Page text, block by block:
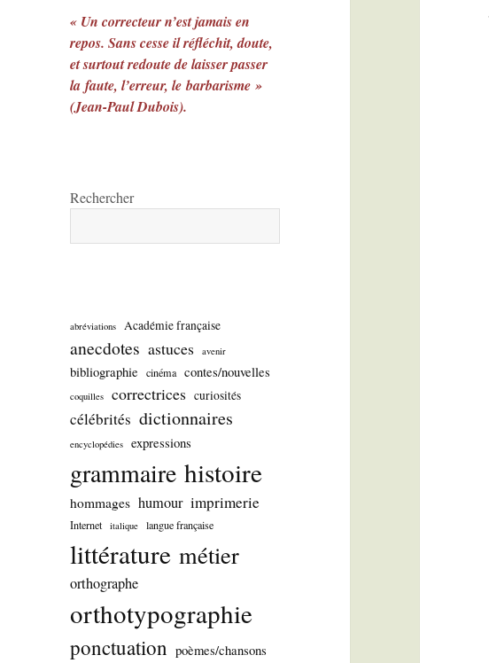
« Un correcteur n’est jamais en
repos. Sans cesse il réfléchit, doute,
et surtout redoute de laisser passer
la faute, l’erreur, le barbarisme »
(Jean-Paul Dubois).
Rechercher
abréviations Académie française
anecdotes astuces avenir
bibliographie cinéma contes/nouvelles
coquilles correctrices curiosités
célébrités dictionnaires
encyclopédies expressions
grammaire histoire
hommages humour imprimerie
Internet italique langue française
littérature métier
orthographe
orthotypographie
ponctuation poèmes/chansons